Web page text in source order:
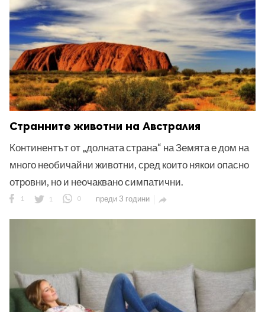
Странните животни на Австралия
Континентът от „долната страна“ на Земята е дом на
много необичайни животни, сред които някои опасно
отровни, но и неочаквано симпатични.
1 1 0 преди 3 години 